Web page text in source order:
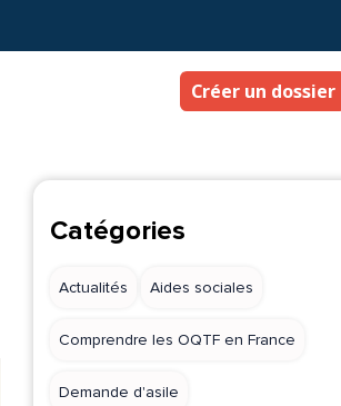
Créer un dossier
Catégories
Actualités Aides sociales
Comprendre les OQTF en France
Demande d'asile